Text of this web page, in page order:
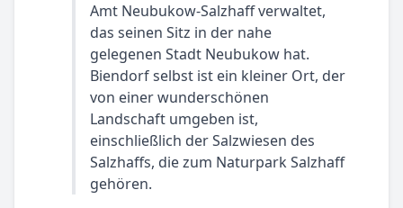
Amt Neubukow-Salzhaff verwaltet,
das seinen Sitz in der nahe
gelegenen Stadt Neubukow hat.
Biendorf selbst ist ein kleiner Ort, der
von einer wunderschönen
Landschaft umgeben ist,
einschließlich der Salzwiesen des
Salzhaffs, die zum Naturpark Salzhaff
gehören.